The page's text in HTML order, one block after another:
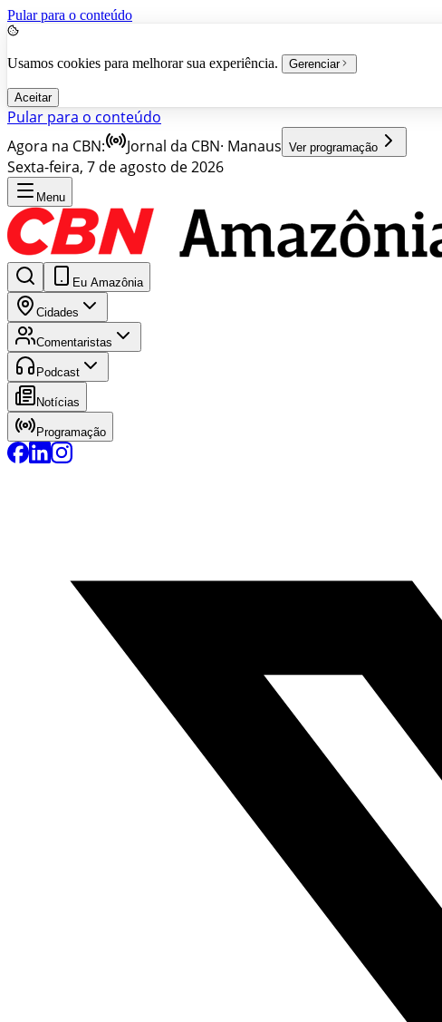
Pular para o conteúdo
Usamos cookies para melhorar sua experiência. Gerenciar
Aceitar
Pular para o conteúdo
Agora na CBN:
Jornal da CBN· Manaus Ver programação
Sexta-feira, 7 de agosto de 2026
Menu
Eu Amazônia
Cidades
Comentaristas
Podcast
Notícias
Programação